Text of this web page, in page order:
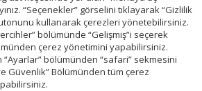
“Seçenekler” görselini tıklayarak “Gizlilik
kullanarak çerezleri yönetebilirsiniz.
bölümünde “Gelişmiş”i seçerek
çerez yönetimini yapabilirsiniz.
bölümünden “safari” sekmesini
Güvenlik” Bölümünden tüm çerez